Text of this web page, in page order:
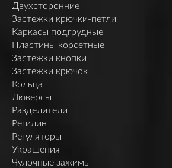
Двухсторонние
Застежки крючки-петли
Каркасы подгрудные
Пластины корсетные
Застежки кнопки
Застежки крючок
Кольца
Люверсы
Разделители
Регилин
Регуляторы
Украшения
Чулочные зажимы